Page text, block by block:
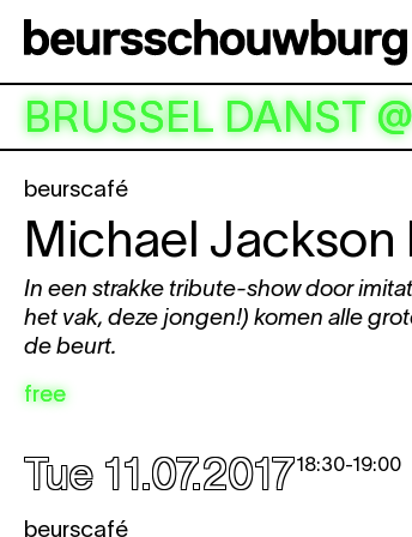
BRUSSEL DANST
beurscafé
Michael
In een strakke tribute-show door
het vak, deze jongen!) komen alle
de beurt.
free
Tue 11.07.201718:30-19:00
beurscafé